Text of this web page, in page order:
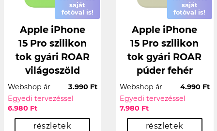
saját
fotóval is!
Apple iPhone
15 Pro szilikon
tok gyári ROAR
világoszöld
Webshop ár
3.990 Ft
Egyedi tervezéssel
6.980 Ft
részletek
saját
fotóval is!
Apple iPhone
15 Pro szilikon
tok gyári ROAR
púder fehér
Webshop ár
4.990 Ft
Egyedi tervezéssel
7.980 Ft
részletek